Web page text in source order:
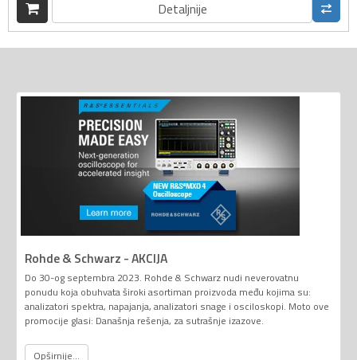
Detaljnije
Rohde & Schwarz - AKCIJA
Do 30-og septembra 2023. Rohde & Schwarz nudi neverovatnu
ponudu koja obuhvata široki asortiman proizvoda među kojima su:
analizatori spektra, napajanja, analizatori snage i osciloskopi. Moto ove
promocije glasi: Današnja rešenja, za sutrašnje izazove.
Opširnije...